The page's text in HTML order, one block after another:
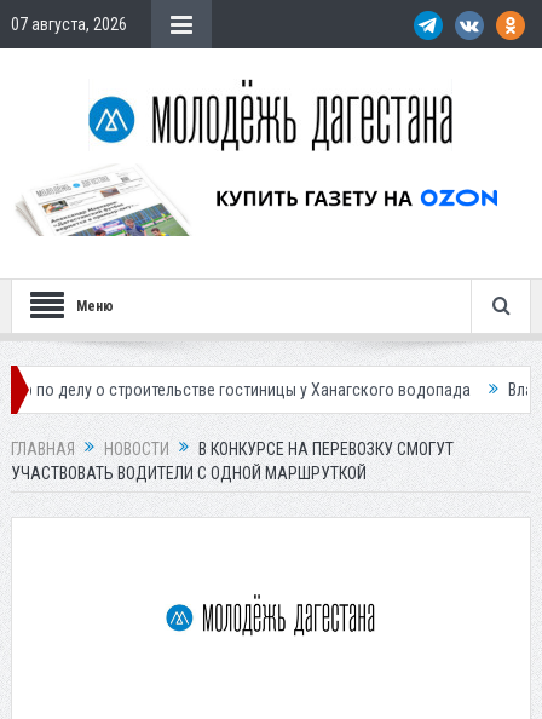
07 августа, 2026
Меню
строительстве гостиницы у Ханагского водопада Власти
ГЛАВНАЯ НОВОСТИ
В КОНКУРСЕ НА ПЕРЕВОЗКУ СМОГУТ
УЧАСТВОВАТЬ ВОДИТЕЛИ С ОДНОЙ МАРШРУТКОЙ